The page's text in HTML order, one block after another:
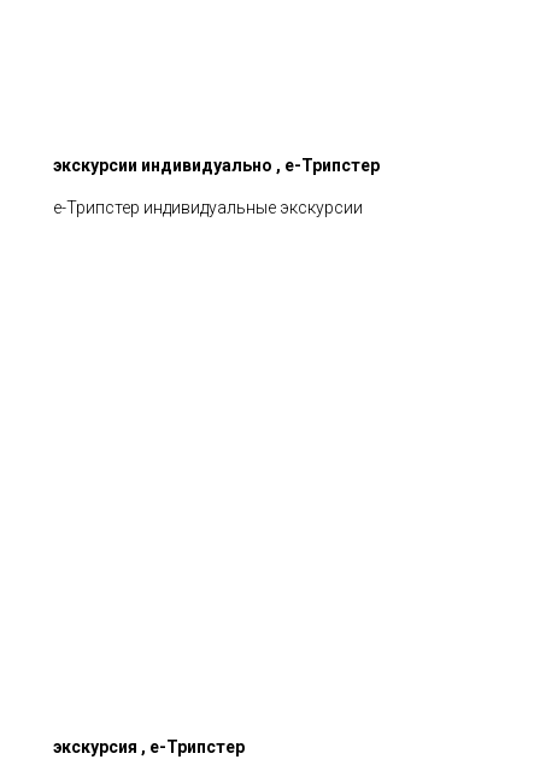
экскурсии индивидуально , е-Трипстер
е-Трипстер индивидуальные экскурсии
экскурсия , е-Трипстер